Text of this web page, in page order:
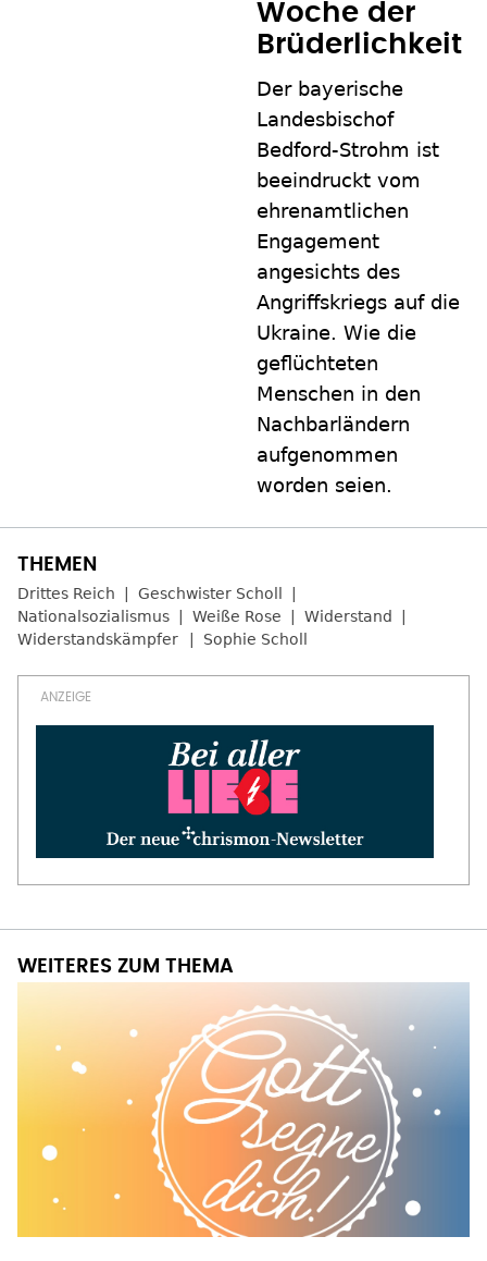
Woche der
Brüderlichkeit
Der bayerische
Landesbischof
Bedford-Strohm ist
beeindruckt vom
ehrenamtlichen
Engagement
angesichts des
Angriffskriegs auf die
Ukraine. Wie die
geflüchteten
Menschen in den
Nachbarländern
aufgenommen
worden seien.
Drittes Reich
Geschwister Scholl
Nationalsozialismus
Weiße Rose
Widerstand
Widerstandskämpfer
Sophie Scholl
WEITERES ZUM THEMA